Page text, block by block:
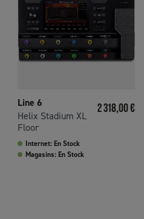
Line 6
Helix Stadium XL
Floor
Prix
2 318,00 €
Internet: En Stock
Magasins: En Stock